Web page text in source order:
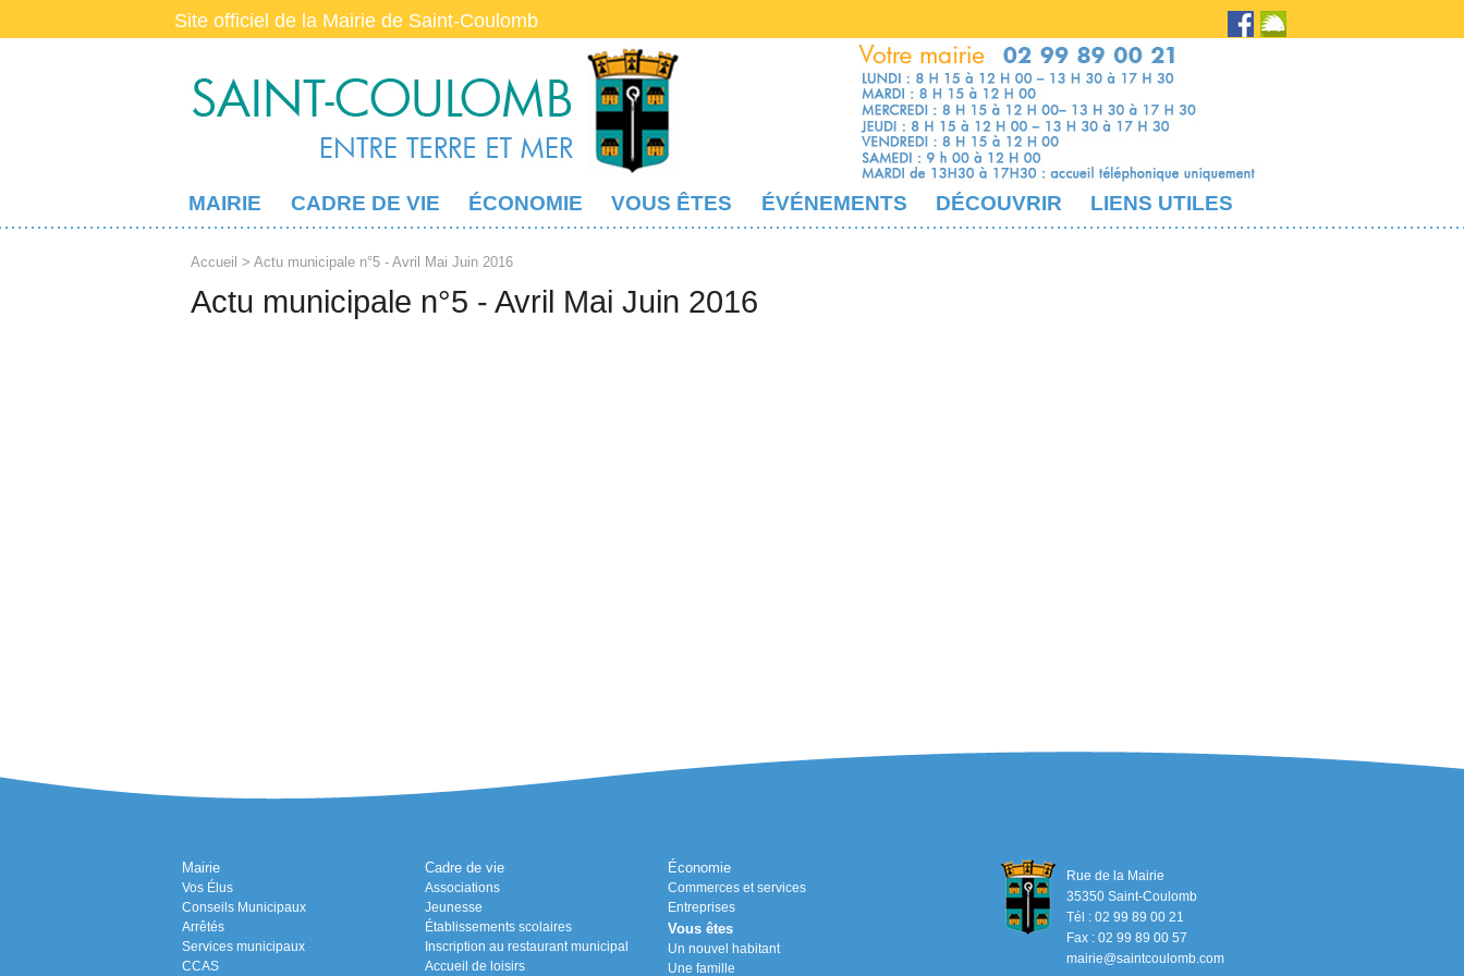
Site officiel de la Mairie de Saint-Coulomb
MAIRIE CADRE DE VIE ÉCONOMIE VOUS ÊTES ÉVÉNEMENTS DÉCOUVRIR LIENS UTILES
Accueil > Actu municipale n°5 - Avril Mai Juin 2016
Actu municipale n°5 - Avril Mai Juin 2016
Mairie
Vos Élus
Conseils Municipaux
Arrêtés
Services municipaux
CCAS
Cadre de vie
Associations
Jeunesse
Établissements scolaires
Inscription au restaurant municipal
Accueil de loisirs
Économie
Commerces et services
Entreprises
Vous êtes
Un nouvel habitant
Une famille
Rue de la Mairie
35350 Saint-Coulomb
Tél : 02 99 89 00 21
Fax : 02 99 89 00 57
mairie@saintcoulomb.com